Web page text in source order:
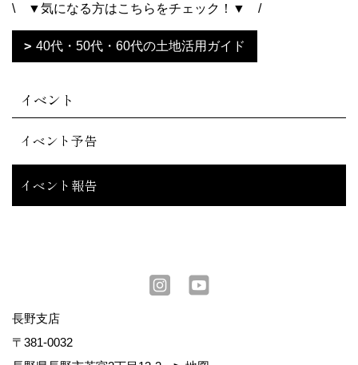
\ ▼気になる方はこちらをチェック！▼ /
40代・50代・60代の土地活用ガイド
イベント
イベント予告
イベント報告
長野支店
〒381-0032